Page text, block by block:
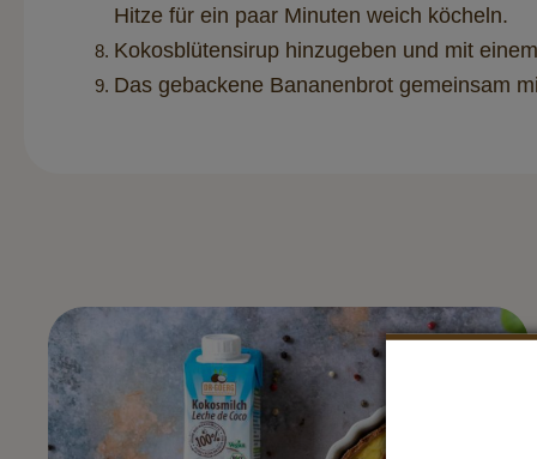
Hitze für ein paar Minuten weich köcheln.
Kokosblütensirup hinzugeben und mit
Das gebackene Bananenbrot gemeinsam